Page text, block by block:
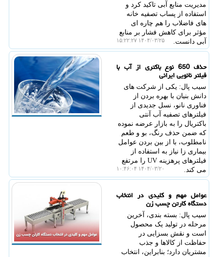
مدیریت منابع آبی تاکید کرد و
استفاده از پساب تصفیه خانه
های فاضلاب را هم چاره ای
مؤثر برای کاهش فشار بر منابع
آبی دانست.
۱۴۰۴/۰۳/۲۵ ۱۵:۲۲:۲۷
حذف 650 نوع باکتری از آب با
فیلتر نانویی ایرانی
سیب پال: یکی از شرکت های
دانش بنیان با بهره بردن از
فناوری نانو، نسل جدیدی از
فیلترهای تصفیه آب آنتی
باکتریال را به بازار عرضه نموده
که ضمن حذف رنگ، بو و طعم
نامطلوب، با از بین بردن عوامل
بیماری زا نیاز به استفاده از
فیلترهای پرهزینه UV را مرتفع
می کند.
۱۴۰۴/۰۳/۲۰ ۱۰:۴۶:۰۴
عوامل مهم و کلیدی در انتخاب
دستگاه کارتن چسب زن
سیب پال: بسته ‌بندی، آخرین
مرحله در تولید یک محصول
است و نقش بسزایی در
حفاظت از کالاها و جذب
مشتریان دارد؛ بنابراین، انتخاب